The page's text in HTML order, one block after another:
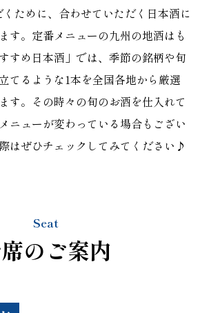
ために、合わせていただく日本酒に
す。定番メニューの九州の地酒はも
すめ日本酒」では、季節の銘柄や旬
てるような1本を全国各地から厳選
す。その時々の旬のお酒を仕入れて
ニューが変わっている場合もござい
はぜひチェックしてみてください♪
Seat
のご案内